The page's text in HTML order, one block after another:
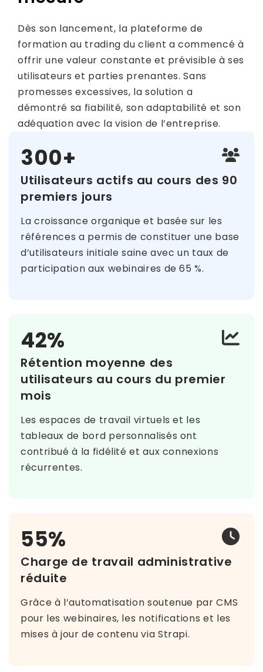
Dès son lancement, la plateforme de
formation au trading du client a commencé à
offrir une valeur constante et prévisible à ses
utilisateurs et parties prenantes. Sans
promesses excessives, la solution a
démontré sa fiabilité, son adaptabilité et son
adéquation avec la vision de l’entreprise.
300+
Utilisateurs actifs au cours des 90
premiers jours
La croissance organique et basée sur les
références a permis de constituer une base
d’utilisateurs initiale saine avec un taux de
participation aux webinaires de 65 %.
42%
Rétention moyenne des
utilisateurs au cours du premier
mois
Les espaces de travail virtuels et les
tableaux de bord personnalisés ont
contribué à la fidélité et aux connexions
récurrentes.
55%
Charge de travail administrative
réduite
Grâce à l’automatisation soutenue par CMS
pour les webinaires, les notifications et les
mises à jour de contenu via Strapi.